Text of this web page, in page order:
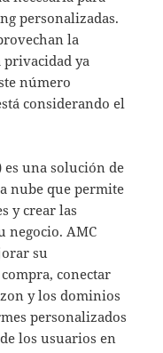
personalizadas.
la
privacidad ya
número
considerando el
una solución de
nube que permite
y crear las
negocio. AMC
su
conectar
y los dominios
personalizados
los usuarios en